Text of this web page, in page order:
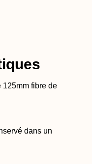
125mm fibre de
dans un